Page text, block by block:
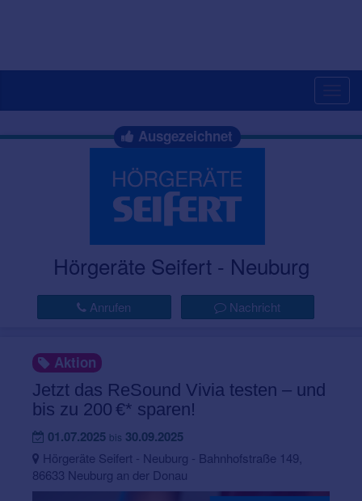
Ausgezeichnet
Hörgeräte Seifert - Neuburg
Anrufen Nachricht
Aktion
Jetzt das ReSound Vivia testen – und
bis zu 200 €* sparen!
01.07.2025 bis 30.09.2025
Hörgeräte Seifert - Neuburg - Bahnhofstraße 149,
86633 Neuburg an der Donau